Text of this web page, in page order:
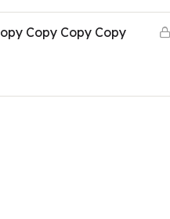
Copy Copy Copy